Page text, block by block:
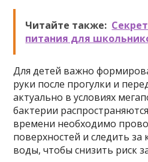
Читайте также:
питания для
Для детей важно
руки после прогулки и
актуально в условиях
бактерии
времени необходимо
поверхностей и следить
воды, чтобы снизить риск